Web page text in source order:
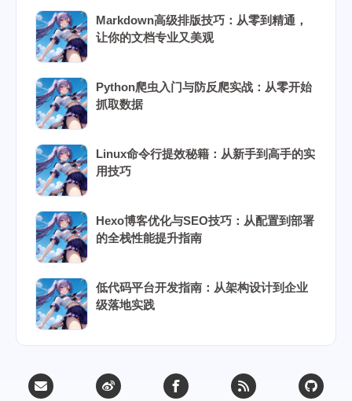
Markdown高级排版技巧：从零到精通，
让你的文档专业又美观
Python爬虫入门与防反爬实战：从零开始
抓取数据
Linux命令行提效秘籍：从新手到高手的实
用技巧
Hexo博客优化与SEO技巧：从配置到部署
的全栈性能提升指南
低代码平台开发指南：从架构设计到企业
级落地实践